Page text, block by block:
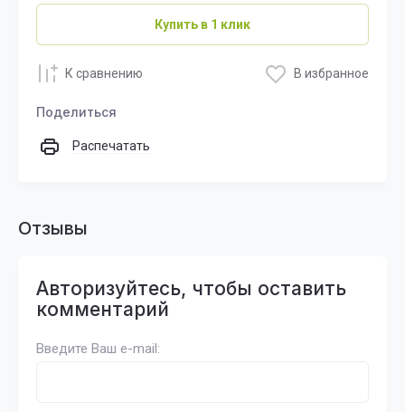
Купить в 1 клик
К сравнению В избранное
Поделиться
Распечатать
Отзывы
Авторизуйтесь, чтобы оставить
комментарий
Введите Ваш e-mail: